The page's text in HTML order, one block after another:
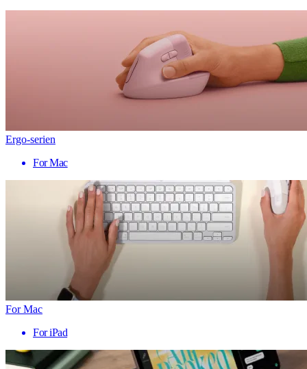
Ergo-serien
For Mac
For Mac
For iPad